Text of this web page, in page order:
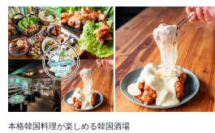
本格韓国料理が楽しめる韓国酒場